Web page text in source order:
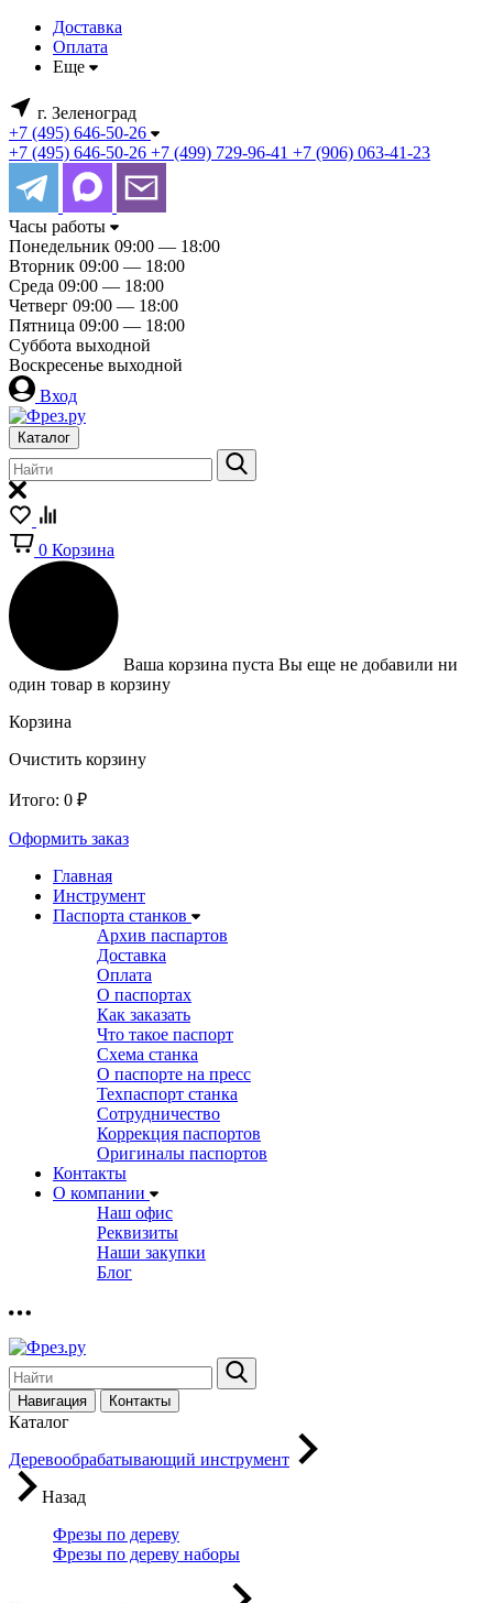
Доставка
Оплата
Еще
г. Зеленоград
+7 (495) 646-50-26
+7 (495) 646-50-26 +7 (499) 729-96-41 +7 (906) 063-41-23
Часы работы
Понедельник 09:00 — 18:00
Вторник 09:00 — 18:00
Среда 09:00 — 18:00
Четверг 09:00 — 18:00
Пятница 09:00 — 18:00
Суббота выходной
Воскресенье выходной
Вход
Каталог
0 Корзина
Ваша корзина пуста Вы еще не добавили ни
один товар в корзину
Корзина
Очистить корзину
Итого: 0 ₽
Оформить заказ
Главная
Инструмент
Паспорта станков
Архив паспартов
Доставка
Оплата
О паспортах
Как заказать
Что такое паспорт
Схема станка
О паспорте на пресс
Техпаспорт станка
Сотрудничество
Коррекция паспортов
Оригиналы паспортов
Контакты
О компании
Наш офис
Реквизиты
Наши закупки
Блог
Навигация Контакты
Каталог
Деревообрабатывающий инструмент
Назад
Фрезы по дереву
Фрезы по дереву наборы